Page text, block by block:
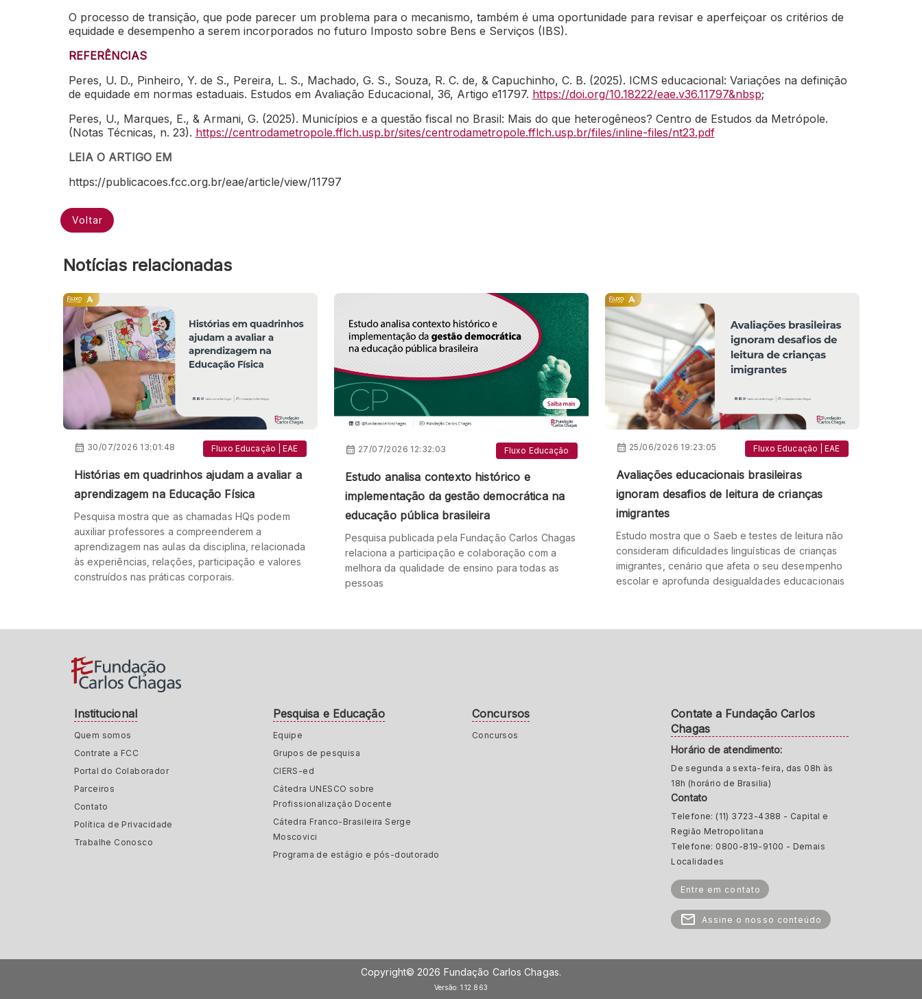
O processo de transição, que pode parecer um problema para o mecanismo, também é uma oportunidade para revisar e aperfeiçoar os critérios de
equidade e desempenho a serem incorporados no futuro Imposto sobre Bens e Serviços (IBS).
REFERÊNCIAS
Peres, U. D., Pinheiro, Y. de S., Pereira, L. S., Machado, G. S., Souza, R. C. de, & Capuchinho, C. B. (2025). ICMS educacional: Variações na definição
de equidade em normas estaduais. Estudos em Avaliação Educacional, 36, Artigo e11797. https://doi.org/10.18222/eae.v36.11797&nbsp;
Peres, U., Marques, E., & Armani, G. (2025). Municípios e a questão fiscal no Brasil: Mais do que heterogêneos? Centro de Estudos da Metrópole.
(Notas Técnicas, n. 23). https://centrodametropole.fflch.usp.br/sites/centrodametropole.fflch.usp.br/files/inline-files/nt23.pdf
LEIA O ARTIGO EM
https://publicacoes.fcc.org.br/eae/article/view/11797
Voltar
Notícias relacionadas
30/07/2026 13:01:48 Fluxo Educação | EAE
Histórias em quadrinhos ajudam a avaliar a
aprendizagem na Educação Física
Pesquisa mostra que as chamadas HQs podem
auxiliar professores a compreenderem a
aprendizagem nas aulas da disciplina, relacionada
às experiências, relações, participação e valores
construídos nas práticas corporais.
27/07/2026 12:32:03 Fluxo Educação
Estudo analisa contexto histórico e
implementação da gestão democrática na
educação pública brasileira
Pesquisa publicada pela Fundação Carlos Chagas
relaciona a participação e colaboração com a
melhora da qualidade de ensino para todas as
pessoas
25/06/2026 19:23:05 Fluxo Educação | EAE
Avaliações educacionais brasileiras
ignoram desafios de leitura de crianças
imigrantes
Estudo mostra que o Saeb e testes de leitura não
consideram dificuldades linguísticas de crianças
imigrantes, cenário que afeta o seu desempenho
escolar e aprofunda desigualdades educacionais
Institucional
Quem somos
Contrate a FCC
Portal do Colaborador
Parceiros
Contato
Política de Privacidade
Trabalhe Conosco
Pesquisa e Educação
Equipe
Grupos de pesquisa
CIERS-ed
Cátedra UNESCO sobre
Profissionalização Docente
Cátedra Franco-Brasileira Serge
Moscovici
Programa de estágio e pós-doutorado
Concursos
Concursos
Contate a Fundação Carlos
Chagas
Horário de atendimento:
De segunda a sexta-feira, das 08h às
18h (horário de Brasilia)
Contato
Telefone: (11) 3723-4388 - Capital e
Região Metropolitana
Telefone: 0800-819-9100 - Demais
Localidades
Entre em contato
Assine o nosso conteúdo
Copyright© 2026 Fundação Carlos Chagas.
Versão: 1.12.863